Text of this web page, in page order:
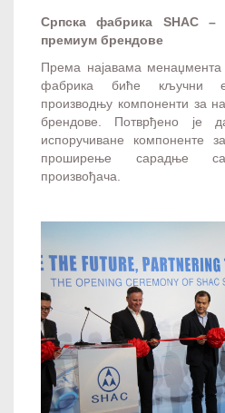
Српска фабрика SHAC –
премиум брендове
Према најавама менаџмента
фабрика биће кључни
производњу компоненти за
брендове. Потврђено
испоручиване компоненте
проширење сарадње
произвођача.